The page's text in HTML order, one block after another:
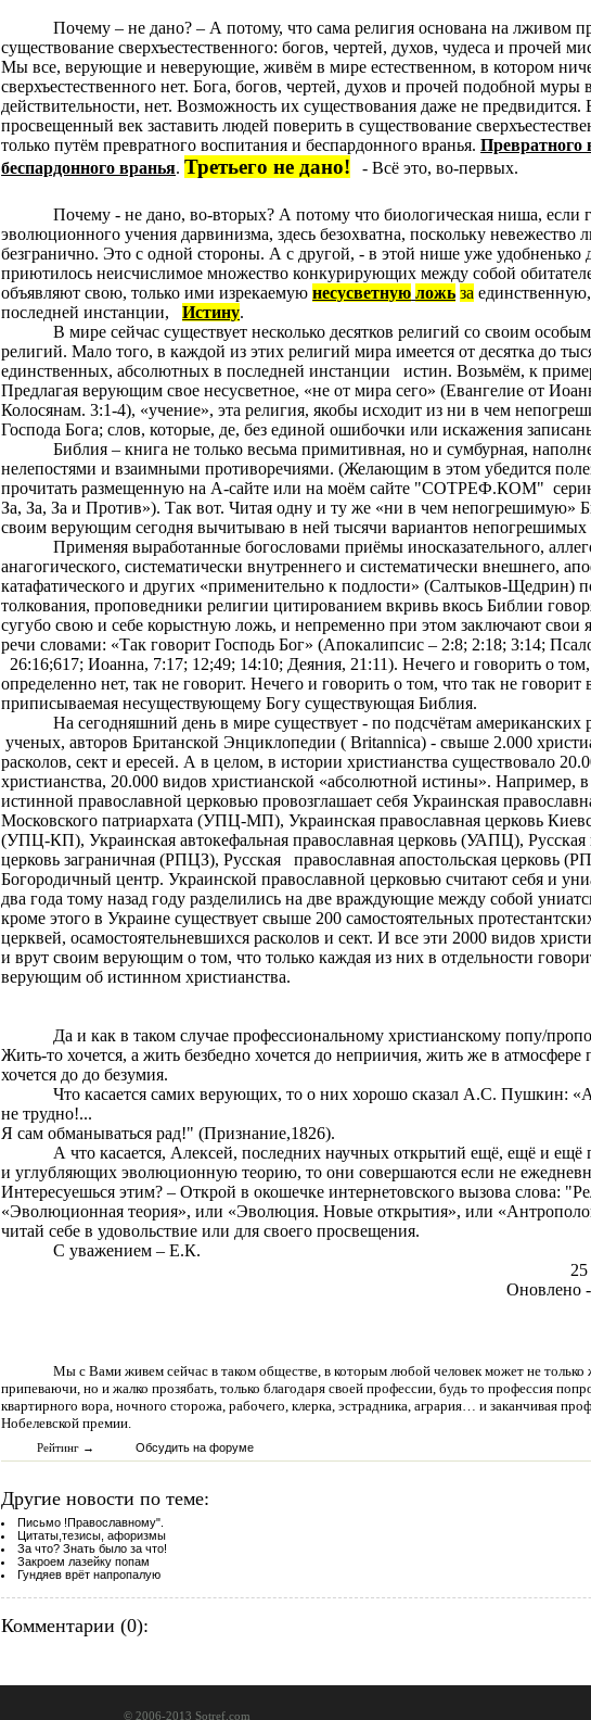
Почему – не дано? – А потому, что сама религия основана на лживом
существование сверхъестественного: богов, чертей, духов, чудеса и прочей
Мы все, верующие и неверующие, живём в мире естественном, в котором
сверхъестественного нет. Бога, богов, чертей, духов и прочей подобной муры
действительности, нет. Возможность их существования даже не
просвещенный век заставить людей поверить в существование
только путём превратного воспитания и беспардонного вранья.Превратного
беспардонного вранья.Третьего не дано! - Всё это, во-первых.
Почему - не дано, во-вторых? А потому что биологическая ниша, если
эволюционного учения дарвинизма, здесь безохватна, поскольку невежество
безгранично. Это с одной стороны. А с другой, - в этой нише уже удобненько
приютилось неисчислимое множество конкурирующих между собой
объявляют свою, только ими изрекаемуюнесусветную ложь за
последней инстанции,
Истину.
В мире сейчас существует несколько десятков религий со своим
религий. Мало того, в каждой из этих религий мира имеется от десятка до
единственных, абсолютных в последней инстанции
истин. Возьмём, к
Предлагая верующим свое несусветное, «не от мира сего» (Евангелие от
Колосянам. 3:1-4), «учение», эта религия, якобы исходит из ни в чем
Господа Бога; слов, которые, де, без единой ошибочки или искажения
Библия – книга не только весьма примитивная, но и сумбурная,
нелепостями и взаимными противоречиями. (Желающим в этом убедится
прочитать размещенную на А-сайте или на моём сайте "СОТРЕФ.КОМ"
За, За, За и Против»). Так вот. Читая одну и ту же «ни в чем непогрешимую»
своим верующим сегодня вычитываю в ней тысячи вариантов непогрешимых
Применяя выработанные богословами приёмы иносказательного,
анагогического, систематически внутреннего и систематически внешнего,
катафатического и других «применительно к подлости» (Салтыков-Щедрин)
толкования, проповедники религии цитированием вкривь вкось Библии
сугубо свою и себе корыстную ложь, и непременно при этом заключают свои
речи словами: «Так говорит Господь Бог» (Апокалипсис – 2:8; 2:18; 3:14;
26:16;617; Иоанна, 7:17; 12;49; 14:10; Деяния, 21:11). Нечего и говорить о том,
определенно нет, так не говорит. Нечего и говорить о том, что так не говорит
приписываемая несуществующему Богу существующая Библия.
На сегодняшний день в мире существует - по подсчётам американских
ученых, авторов Британской Энциклопедии ( Britannica) - свыше 2.000
расколов, сект и ересей. А в целом, в истории христианства существовало
христианства, 20.000 видов христианской «абсолютной истины». Например,
истинной православной церковью провозглашает себя Украинская
Московского патриархата (УПЦ-МП), Украинская православная церковь
(УПЦ-КП), Украинская автокефальная православная церковь (УАПЦ), Русская
церковь заграничная (РПЦЗ), Русская
православная апостольская церковь
Богородичный центр. Украинской православной церковью считают себя и
два года тому назад году разделились на две враждующие между собой
кроме этого в Украине существует свыше 200 самостоятельных
церквей, осамостоятельневшихся расколов и сект. И все эти 2000 видов
и врут своим верующим о том, что только каждая из них в отдельности
верующим об истинном христианства.
Да и как в таком случае профессиональному христианскому попу/
Жить-то хочется, а жить безбедно хочется до неприичия, жить же в атмосфере
хочется до до безумия.
Что касается самих верующих, то о них хорошо сказал А.С. Пушкин:
не трудно!...
Я сам обманываться рад!" (Признание,1826).
А что касается, Алексей, последних научных открытий ещё, ещё и
и углубляющих эволюционную теорию, то они совершаются если не
Интересуешься этим? – Открой в окошечке интернетовского вызова слова:
«Эволюционная теория», или «Эволюция. Новые открытия», или
читай себе в удовольствие или для своего просвещения.
С уважением – Е.К.
25
Оновлено
Мы с Вами живем сейчас в таком обществе, в которым любой человек может не только
припеваючи, но и жалко прозябать, только благодаря своей профессии, будь то профессия
квартирного вора, ночного сторожа, рабочего, клерка, эстрадника, агрария… и заканчивая
Нобелевской премии.
Рейтинг → Обсудить на форуме
Другие новости по теме:
Письмо !Православному".
Цитаты,тезисы, афоризмы
За что? Знать было за что!
Закроем лазейку попам
Гундяев врёт напропалую
Комментарии (0):
© 2006-2013 Sotref.com